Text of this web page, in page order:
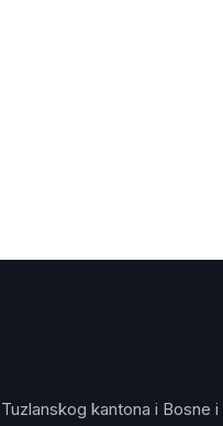
kantona i Bosne i